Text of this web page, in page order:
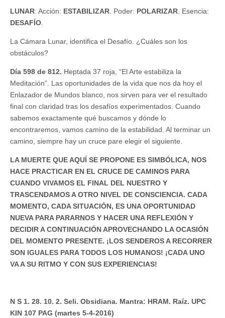
LUNAR: Acción: ESTABILIZAR. Poder: POLARIZAR. Esencia:
DESAFÍO.
La Cámara Lunar, identifica el Desafío. ¿Cuáles son los
obstáculos?
Día 598 de 812. Heptada 37 roja, “El Arte estabiliza la
Meditación”. Las oportunidades de la vida que nos da hoy el
Enlazador de Mundos blanco, nos sirven para ver el resultado
final con claridad tras los desafíos experimentados. Cuando
sabemos exactamente qué buscamos y dónde lo
encontraremos, vamos camino de la estabilidad. Al terminar un
camino, siempre hay un cruce pare elegir el siguiente.
LA MUERTE QUE AQUÍ SE PROPONE ES SIMBÓLICA, NOS
HACE PRACTICAR EN EL CRUCE DE CAMINOS PARA
CUANDO VIVAMOS EL FINAL DEL NUESTRO Y
TRASCENDAMOS A OTRO NIVEL DE CONSCIENCIA. CADA
MOMENTO, CADA SITUACIÓN, ES UNA OPORTUNIDAD
NUEVA PARA PARARNOS Y HACER UNA REFLEXIÓN Y
DECIDIR A CONTINUACIÓN APROVECHANDO LA OCASIÓN
DEL MOMENTO PRESENTE. ¡LOS SENDEROS A RECORRER
SON IGUALES PARA TODOS LOS HUMANOS! ¡CADA UNO
VA A SU RITMO Y CON SUS EXPERIENCIAS!
N S 1. 28. 10. 2. Seli. Obsidiana. Mantra: HRAM. Raíz. UPC
KIN 107 PAG (martes 5-4-2016)